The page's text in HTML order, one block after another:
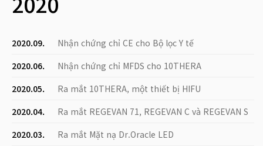
2020.09.
Nhận chứng chỉ CE cho Bộ lọc Y tế
2020.06.
Nhận chứng chỉ MFDS cho 10THERA
2020.05.
Ra mắt 10THERA, một thiết bị HIFU
2020.04.
Ra mắt REGEVAN 71, REGEVAN C và REGEVAN S
2020.03.
Ra mắt Mặt nạ Dr.Oracle LED